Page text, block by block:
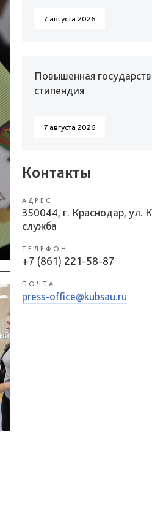
7 августа 2026
Повышенная
стипендия
7 августа 2026
Контакты
АДРЕС
350044, г. Краснодар, ул.
служба
ТЕЛЕФОН
+7 (861) 221-58-87
ПОЧТА
press-office@kubsau.ru